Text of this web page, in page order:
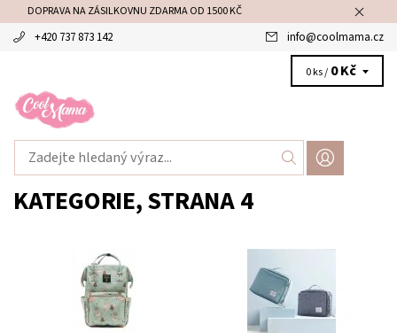
DOPRAVA NA ZÁSILKOVNU ZDARMA OD 1500 KČ
+420 737 873 142 info@coolmama.cz
0 ks / 0 Kč
KATEGORIE, STRANA 4